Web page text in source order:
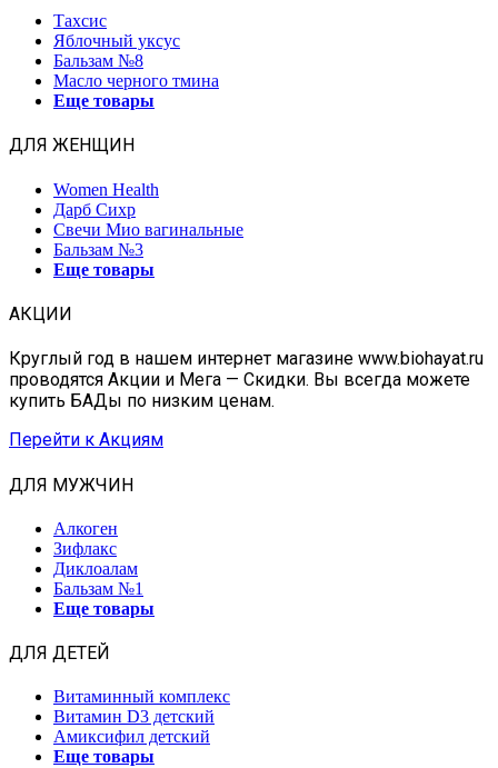
Тахсис
Яблочный уксус
Бальзам №8
Масло черного тмина
Еще товары
ДЛЯ ЖЕНЩИН
Women Health
Дарб Сихр
Свечи Мио вагинальные
Бальзам №3
Еще товары
АКЦИИ
Круглый год в нашем интернет магазине www.biohayat.ru
проводятся Акции и Мега — Скидки. Вы всегда можете
купить БАДы по низким ценам.
Перейти к Акциям
ДЛЯ МУЖЧИН
Алкоген
Зифлакс
Диклоалам
Бальзам №1
Еще товары
ДЛЯ ДЕТЕЙ
Витаминный комплекс
Витамин D3 детский
Амиксифил детский
Еще товары